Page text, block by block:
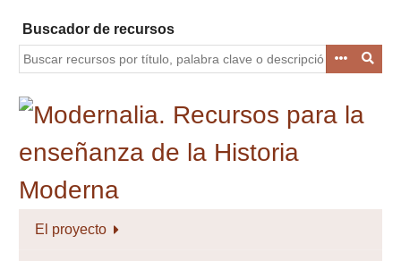
contenido
principal
Buscador de recursos
El proyecto